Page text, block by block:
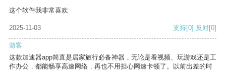
这个软件我非常喜欢
2025-11-03 支持[0] 反对[0]
游客
这款加速器app简直是居家旅行必备神器，无论是看视频、玩游戏还是工
作办公，都能畅享高速网络，再也不用担心网速卡顿了。以前出差的时